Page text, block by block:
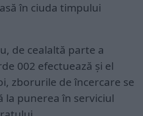
în ciuda timpului
de cealaltă parte a
002 efectuează și el
zborurile de încercare se
la punerea în serviciul